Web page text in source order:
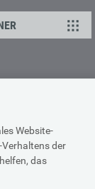
Website-
Verhaltens der
das
Sicherheit